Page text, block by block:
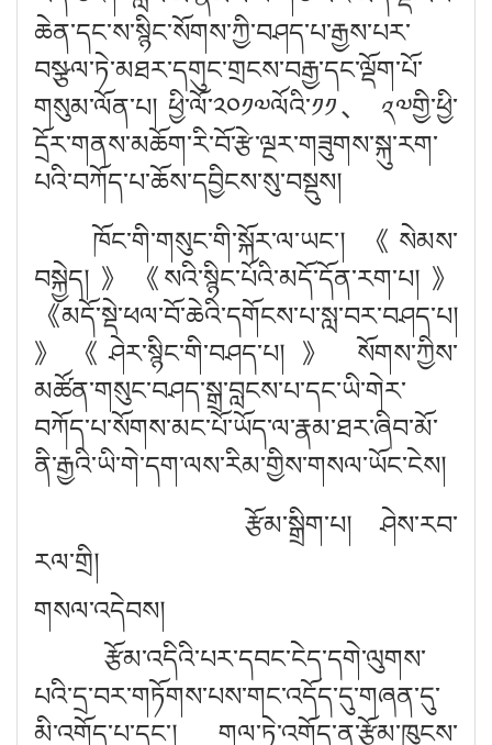
ཆེན་དང་ས་སྙིང་སོགས་ཀྱི་བཤད་པ་རྒྱས་པར་
བསྩལ་ཏེ་མཐར་དགུང་གྲངས་བརྒྱ་དང་ལྡོག་པོ་
གསུམ་ལོན་པ། ཕྱི་ལོ་༢༠༡༧ལོའི་༡༡、 ༢༧གྱི་ཕྱི་
དྲོར་གནས་མཆོག་རི་བོ་རྩེ་ལྔར་གཟུགས་སྐུ་རག་
པའི་བཀོད་པ་ཆོས་དབྱིངས་སུ་བསྡུས།
ཁོང་གི་གསུང་གི་སྐོར་ལ་ཡང་། 《 སེམས་
བསྐྱེད། 》《 སའི་སྙིང་པོའི་མདོ་དོན་རག་པ། 》
《མདོ་སྡེ་ཕལ་བོ་ཆེའི་དགོངས་པ་སླ་བར་བཤད་པ།
》《ཤེར་སྙིང་གི་བཤད་པ། 》
སོགས་ཀྱིས་
མཚོན་གསུང་བཤད་སྒྲ་བླངས་པ་དང་ཡི་གེར་
བཀོད་པ་སོགས་མང་པོ་ཡོད་ལ་རྣམ་ཐར་ཞིབ་མོ་
ནི་རྒྱའི་ཡི་གེ་དག་ལས་རིམ་གྱིས་གསལ་ཡོང་ངེས།
རྩོམ་སྒྲིག་པ།
ཤེས་རབ་
རལ་གྲི།
གསལ་འདེབས།
རྩོམ་འདིའི་པར་དབང་ངེད་དགེ་ལུགས་
པའི་དྲ་བར་གཏོགས་པས་གང་འདོད་དུ་གཞན་དུ་
མི་འགོད་པ་དང་། གལ་ཏེ་འགོད་ན་རྩོམ་ཁུངས་